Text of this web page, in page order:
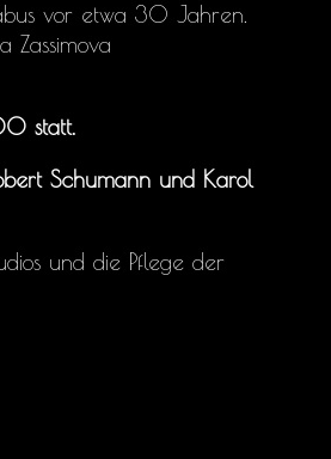
vor etwa 30 Jahren.
Zassimova
statt.
Schumann und Karol
und die Pflege der